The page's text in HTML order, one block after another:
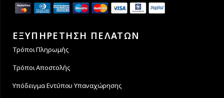
ΕΞΥΠΗΡΕΤΗΣΗ ΠΕΛΑΤΩΝ
Τρόποι Πληρωμής
Τρόποι Αποστολής
Υπόδειγμα Εντύπου Υπαναχώρησης